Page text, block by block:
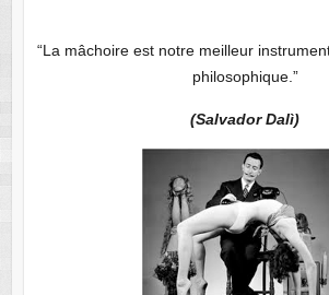
“La mâchoire est notre meilleur
philosophique.”
(Salvador Dalì)